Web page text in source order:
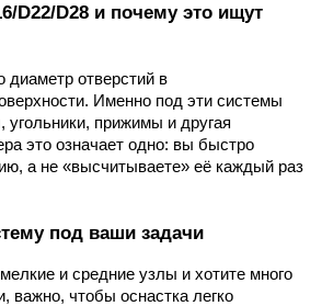
D22/D28 и почему это ищут
диаметр отверстий в
Именно под эти системы
угольники, прижимы и другая
это означает одно: вы быстро
а не «высчитываете» её каждый раз
под ваши задачи
и средние узлы и хотите много
важно, чтобы оснастка легко